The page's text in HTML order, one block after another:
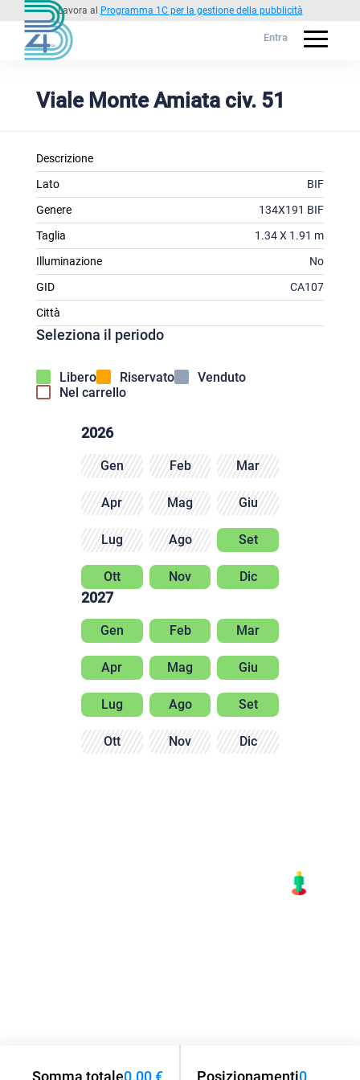
Lavora al Programma 1C per la gestione della pubblicità
Entra
Viale Monte Amiata civ. 51
Descrizione
Lato
BIF
Genere
134X191 BIF
Taglia
1.34 X 1.91 m
Illuminazione
No
GID
CA107
Città
Seleziona il periodo
Libero Riservato
Venduto
Nel carrello
2026
Gen Feb Mar
Apr Mag Giu
Lug Ago Set
Ott Nov Dic
2027
Gen Feb Mar
Apr Mag Giu
Lug Ago Set
Ott Nov Dic
Somma totale0.00 € Posizionamenti0